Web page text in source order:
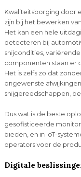
Kwaliteitsborging door
zijn bij het bewerken
Het kan een hele
detecteren bij
snijcondities,
componenten staan er
Het is zelfs zo dat
ongewenste
snijgereedschappen,
Dus wat is de beste
gesofisticeerde
bieden, en in IoT-
operators voor de
Digitale